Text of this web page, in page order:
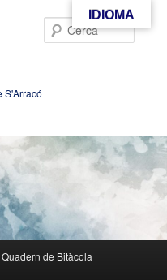
S'Arracó
Cerca
Quadern de Bitàcola
IDIOMA